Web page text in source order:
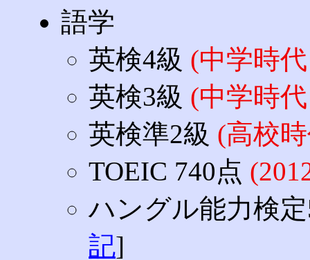
語学
英検4級 (中学時
英検3級 (中学時
英検準2級 (高校
TOEIC 740点
ハングル能力検
記]